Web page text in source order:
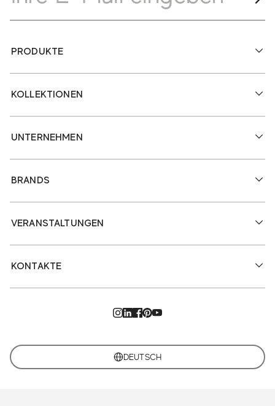
PRODUKTE
KOLLEKTIONEN
UNTERNEHMEN
BRANDS
VERANSTALTUNGEN
KONTAKTE
DEUTSCH